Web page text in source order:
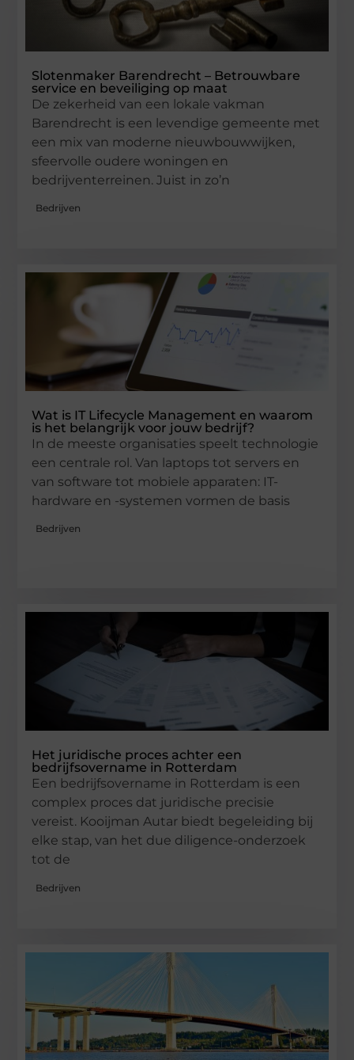
Slotenmaker Barendrecht – Betrouwbare
service en beveiliging op maat
De zekerheid van een lokale vakman
Barendrecht is een levendige gemeente met
een mix van moderne nieuwbouwwijken,
sfeervolle oudere woningen en
bedrijventerreinen. Juist in zo’n
Bedrijven
Wat is IT Lifecycle Management en waarom
is het belangrijk voor jouw bedrijf?
In de meeste organisaties speelt technologie
een centrale rol. Van laptops tot servers en
van software tot mobiele apparaten: IT-
hardware en -systemen vormen de basis
Bedrijven
Het juridische proces achter een
bedrijfsovername in Rotterdam
Een bedrijfsovername in Rotterdam is een
complex proces dat juridische precisie
vereist. Kooijman Autar biedt begeleiding bij
elke stap, van het due diligence-onderzoek
tot de
Bedrijven